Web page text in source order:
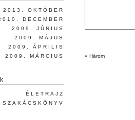
« Három
2013. OKTÓBER
DECEMBER
2009. JÚNIUS
2009. MÁJUS
2009. ÁPRILIS
2009. MÁRCIUS
ÉLETRAJZ
SZAKÁCSKÖNYV